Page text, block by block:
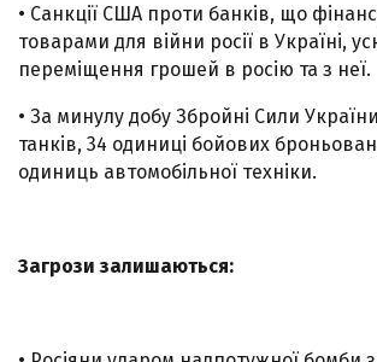
• Санкції США проти банків, що
товарами для війни росії в Україні,
переміщення грошей в росію та з неї.
• За минулу добу Збройні Сили
танків, 34 одиниці бойових
одиниць автомобільної техніки.
Загрози залишаються: